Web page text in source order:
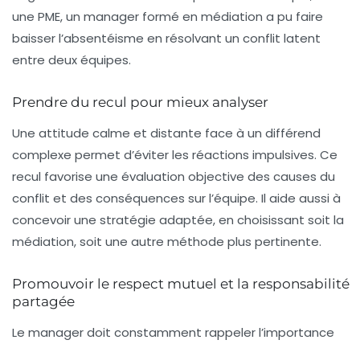
une PME, un manager formé en médiation a pu faire
baisser l’absentéisme en résolvant un conflit latent
entre deux équipes.
Prendre du recul pour mieux analyser
Une attitude calme et distante face à un différend
complexe permet d’éviter les réactions impulsives. Ce
recul favorise une évaluation objective des causes du
conflit et des conséquences sur l’équipe. Il aide aussi à
concevoir une stratégie adaptée, en choisissant soit la
médiation, soit une autre méthode plus pertinente.
Promouvoir le respect mutuel et la responsabilité
partagée
Le manager doit constamment rappeler l’importance